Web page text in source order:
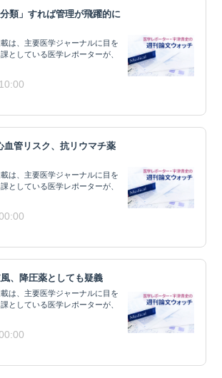
類」すれば管理が飛躍的に
載は、主要医学ジャーナルに目を
としている医学レポーターが、
血管リスク、抗リウマチ薬
載は、主要医学ジャーナルに目を
としている医学レポーターが、
、降圧薬としても疑義
載は、主要医学ジャーナルに目を
としている医学レポーターが、